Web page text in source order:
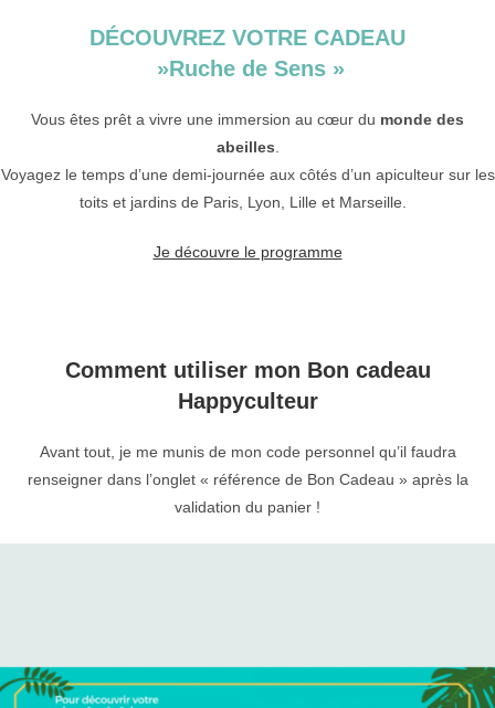
DÉCOUVREZ VOTRE CADEAU
​ »Ruche de Sens »
Vous êtes prêt a vivre une immersion au cœur du monde des
abeilles
Voyagez le temps d’une demi-journée aux côtés d’un apiculteur sur les
toits et jardins de Paris, Lyon, Lille et Marseille.
Je découvre le programme
Comment utiliser mon Bon cadeau
Happyculteur
Avant tout, je me munis de mon code personnel qu’il faudra
renseigner dans l’onglet « référence de Bon Cadeau » après la
validation du panier !